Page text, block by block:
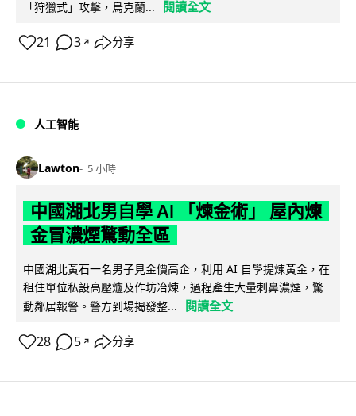
「狩獵式」攻擊，烏克蘭... 閱讀全文
21 3 ↗ 分享
人工智能
Lawton 5 小時
中國湖北男自學 AI 「煉金術」 屋內煉
金冒濃煙驚動全區
中國湖北黃石一名男子見金價高企，利用 AI 自學提煉黃金，在
租住單位私設高壓爐及作坊冶煉，過程產生大量刺鼻濃煙，驚
動鄰居報警。警方到場揭發整...
閱讀全文
28 5 ↗ 分享